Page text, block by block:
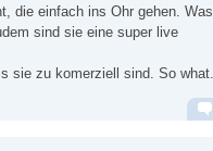
die einfach ins Ohr gehen. Was
sind sie eine super live
sie zu komerziell sind. So what.